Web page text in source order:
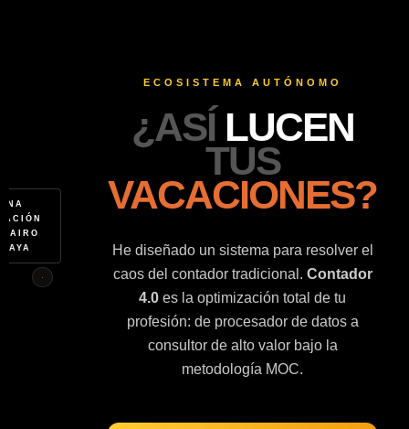
UNA
JAIRO
ECOSISTEMA AUTÓNOMO
¿ASÍ LUCEN
TUS
VACACIONES?
He diseñado un sistema para resolver el
caos del contador tradicional. Contador
4.0 es la optimización total de tu
profesión: de procesador de datos a
consultor de alto valor bajo la
metodología MOC.